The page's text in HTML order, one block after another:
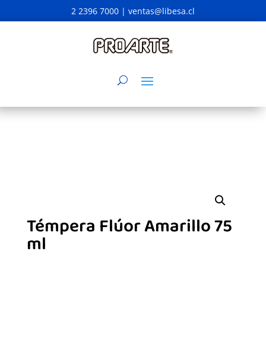
2 2396 7000 | ventas@libesa.cl
Témpera Flúor Amarillo 75
ml